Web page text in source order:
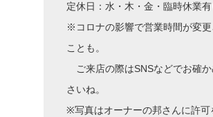
定休日：水・木・金・臨時休業有
※コロナの影響で営業時間が変更
ことも。
ご来店の際はSNSなどでお確
さいね。
※写真はオーナーの邦さんに許可